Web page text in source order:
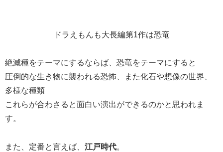
ドラえもんも大長編第1作は恐竜
絶滅種をテーマにするならば、恐竜をテーマにすると
圧倒的な生き物に襲われる恐怖、また化石や想像の世界、
多様な種類
これらが合わさると面白い演出ができるのかと思われま
す。
また、定番と言えば、 江戸時代。